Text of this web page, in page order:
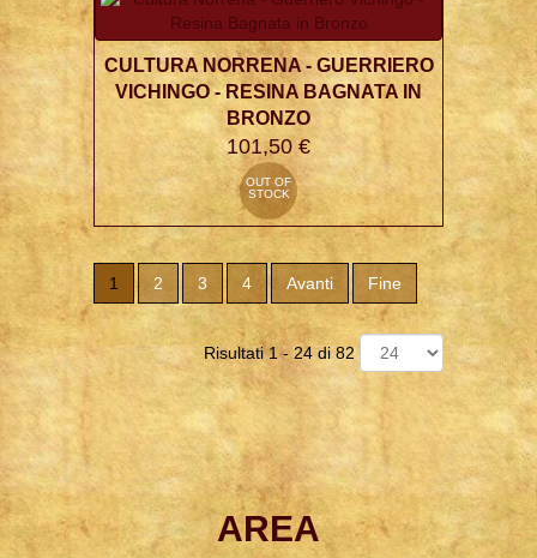
CULTURA NORRENA - GUERRIERO
VICHINGO - RESINA BAGNATA IN
BRONZO
101,50 €
OUT OF
STOCK
1 2 3 4 Avanti Fine
Risultati 1 - 24 di 82
AREA